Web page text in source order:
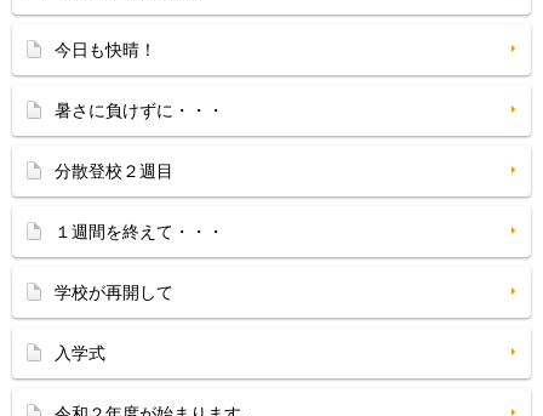
今日も快晴！
暑さに負けずに・・・
分散登校２週目
１週間を終えて・・・
学校が再開して
入学式